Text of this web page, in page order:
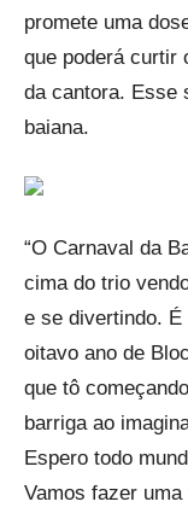
promete uma
que poderá curtir
da cantora. Esse
baiana.
“O Carnaval da
cima do trio
e se divertindo.
oitavo ano de
que tô
barriga ao
Espero todo
Vamos fazer